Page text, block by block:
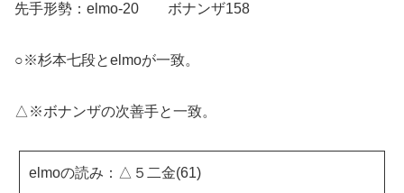
先手形勢：elmo-20 ボナンザ158
○※杉本七段とelmoが一致。
△※ボナンザの次善手と一致。
elmoの読み：△５二金(61)